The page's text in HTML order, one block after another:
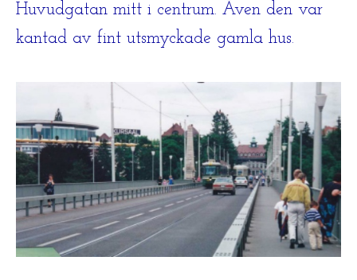
Huvudgatan mitt i centrum. Även den var
kantad av fint utsmyckade gamla hus.